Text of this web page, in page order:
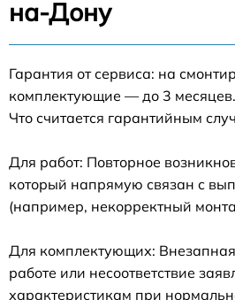
на-Дону
Гарантия от сервиса: на
комплектующие — до 3 месяцев.
Что считается гарантийным
Для работ: Повторное
который напрямую связан с
(например, некорректный
Для комплектующих:
работе или несоответствие
характеристикам при